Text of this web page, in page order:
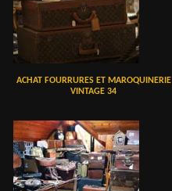
ACHAT FOURRURES ET MAROQUINERIE
VINTAGE 34